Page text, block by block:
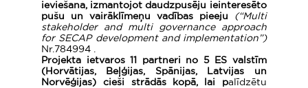
ieviešana, izmantojot daudzpusēju ieinteresēto
pušu un vairāklīmeņu vadības pieeju
(“Multi
stakeholder and multi governance approach
for SECAP development and implementation”)
Nr.784994 .
Projekta ietvaros 11 partneri no 5 ES valstīm
(Horvātijas, Beļģijas, Spānijas, Latvijas un
Norvēģijas) cieši strādās kopā, lai palīdzētu